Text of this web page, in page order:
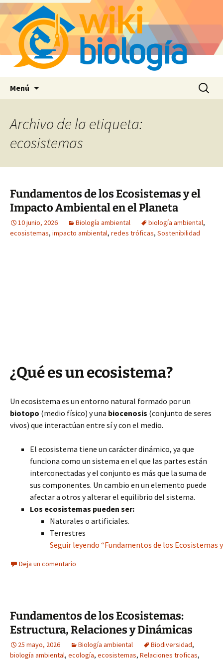
Menú Buscar:
Archivo de la etiqueta:
ecosistemas
Fundamentos de los Ecosistemas y el
Impacto Ambiental en el Planeta
10 junio, 2026 Biología ambiental biología ambiental,
ecosistemas, impacto ambiental, redes tróficas, Sostenibilidad
¿Qué es un ecosistema?
Un ecosistema es un entorno natural formado por un
biotopo (medio físico) y una biocenosis (conjunto de seres
vivos) que interactúan entre sí y con el medio.
El ecosistema tiene un carácter dinámico, ya que
funciona como un sistema en el que las partes están
interconectadas y el conjunto es más que la suma de
sus componentes. Un cambio en un elemento puede
afectar a otros y alterar el equilibrio del sistema.
Los ecosistemas pueden ser:
Naturales o artificiales.
Terrestres
Seguir leyendo “Fundamentos de los
Deja un comentario
Fundamentos de los Ecosistemas:
Estructura, Relaciones y Dinámicas
25 mayo, 2026 Biología ambiental Biodiversidad,
biología ambiental, ecología, ecosistemas, Relaciones troficas,